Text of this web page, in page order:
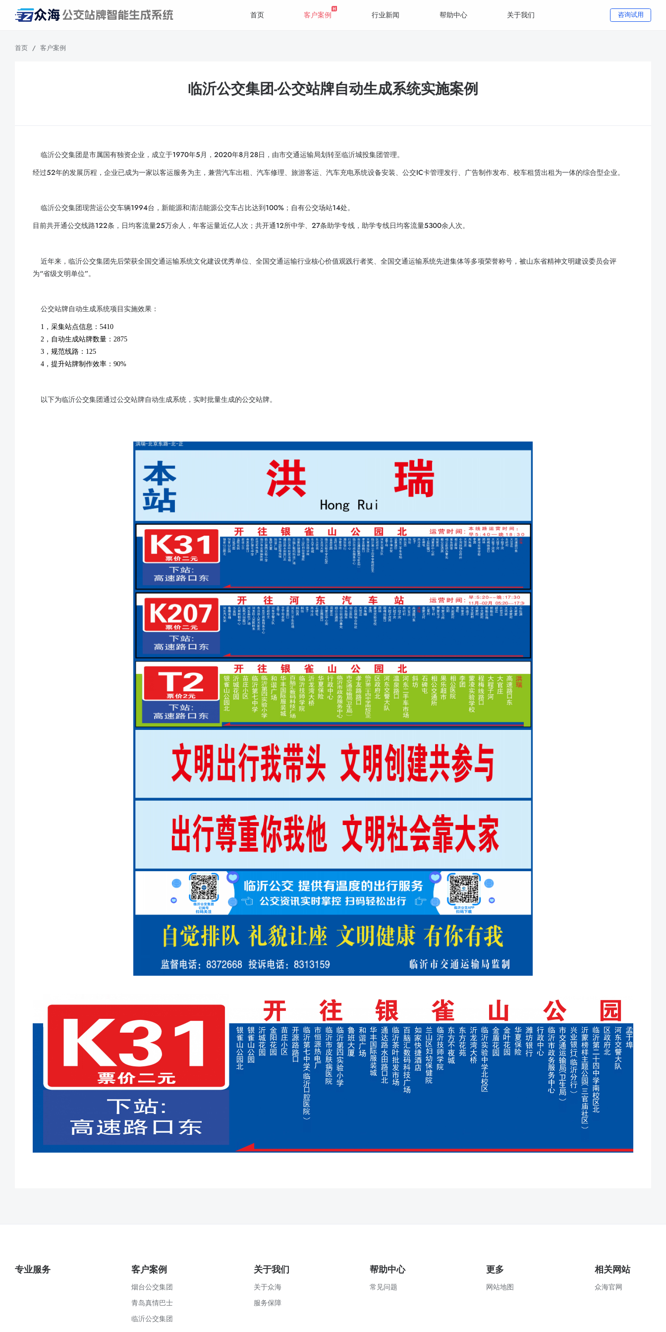
首页 客户案例 行业新闻 帮助中心 关于我们 咨询试用
首页 / 客户案例
临沂公交集团-公交站牌自动生成系统实施案例
临沂公交集团是市属国有独资企业，成立于1970年5月，2020年8月28日，由市交通运输局划转至临沂城投集团管理。
经过52年的发展历程，企业已成为一家以客运服务为主，兼营汽车出租、汽车修理、旅游客运、汽车充电系统设备安装、公交IC卡管理发行、广告制作发布、校车租赁出租为一体的综合型企业。
临沂公交集团现营运公交车辆1994台，新能源和清洁能源公交车占比达到100%；自有公交场站14处。
目前共开通公交线路122条，日均客流量25万余人，年客运量近亿人次；共开通12所中学、27条助学专线，助学专线日均客流量5300余人次。
近年来，临沂公交集团先后荣获全国交通运输系统文化建设优秀单位、全国交通运输行业核心价值观践行者奖、全国交通运输系统先进集体等多项荣誉称号，被山东省精神文明建设委员会评
为“省级文明单位”。
公交站牌自动生成系统项目实施效果：
1 ，采集站点信息： 5410
2 ，自动生成站牌数量： 2875
3 ，规范线路： 125
4 ，提升站牌制作效率：90%
以下为临沂公交集团通过公交站牌自动生成系统，实时批量生成的公交站牌。
专业服务
客户案例
烟台公交集团
青岛真情巴士
临沂公交集团
关于我们
关于众海
服务保障
帮助中心
常见问题
更多
网站地图
相关网站
众海官网